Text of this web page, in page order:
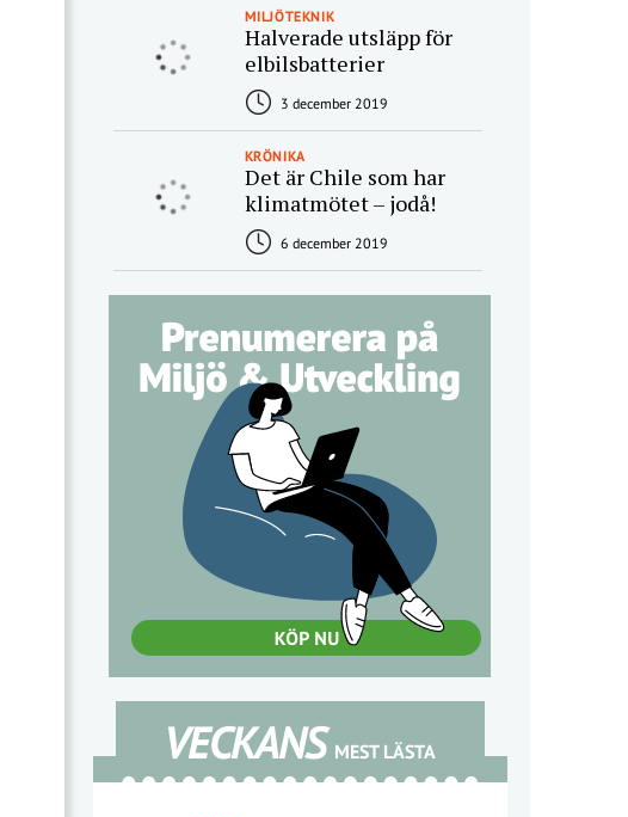
MILJÖTEKNIK
Halverade utsläpp för
elbilsbatterier
3 december 2019
KRÖNIKA
Det är Chile som har
klimatmötet – jodå!
6 december 2019
VECKANS MEST LÄSTA